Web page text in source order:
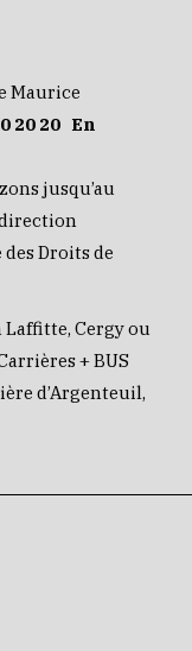
Maurice
20 20 En
jusqu’au
Droits de
Laffitte, Cergy ou
+ BUS
d’Argenteuil,